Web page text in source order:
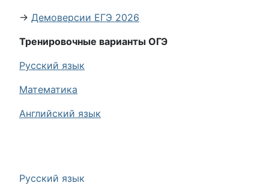
Русский язык
→ Демоверсии ЕГЭ 2026
Тренировочные варианты ОГЭ
Русский язык
Математика
Английский язык